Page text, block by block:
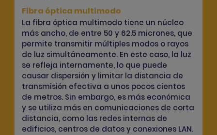
Fibra óptica multimodo
La fibra óptica multimodo tiene un núcleo
más ancho, de entre 50 y 62.5 micrones, que
permite transmitir múltiples modos o rayos
de luz simultáneamente. En este caso, la luz
se refleja internamente, lo que puede
causar dispersión y limitar la distancia de
transmisión efectiva a unos pocos cientos
de metros. Sin embargo, es más económica
y se utiliza más en comunicaciones de corta
distancia, como las redes internas de
edificios, centros de datos y conexiones LAN.